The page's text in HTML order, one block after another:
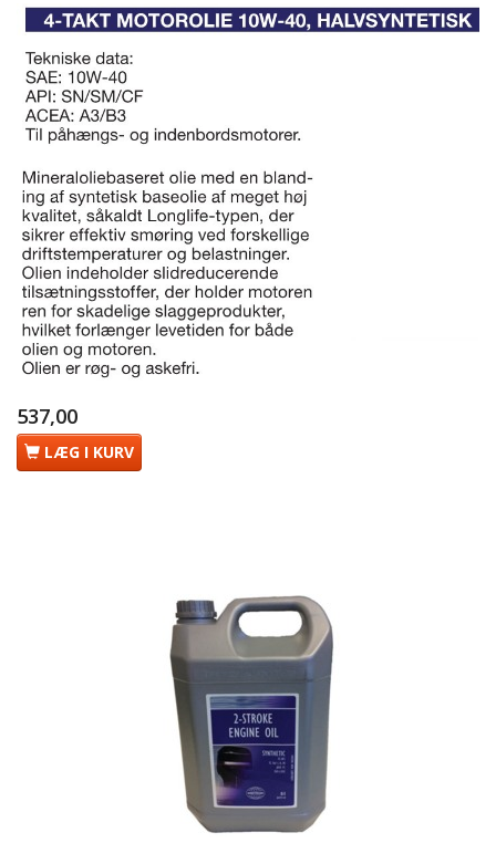
537,00
LÆG I KURV